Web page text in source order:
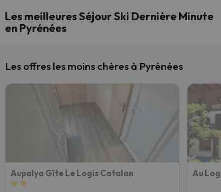
Les meilleures Séjour Ski Dernière Minute
en Pyrénées
Les offres les moins chères à Pyrénées
Aupalya Gîte Le Logis Catalan Au